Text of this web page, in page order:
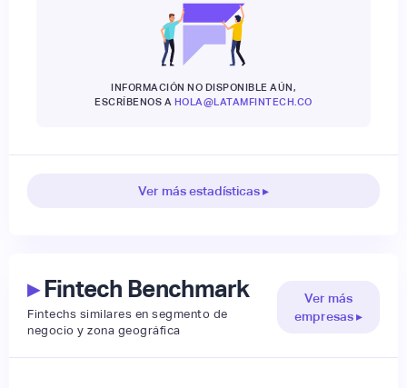
INFORMACIÓN NO DISPONIBLE AÚN,
ESCRÍBENOS A HOLA@LATAMFINTECH.CO
Ver más estadísticas ▸
▸Fintech Benchmark
Fintechs similares en segmento de
negocio y zona geográfica
Ver más
empresas ▸